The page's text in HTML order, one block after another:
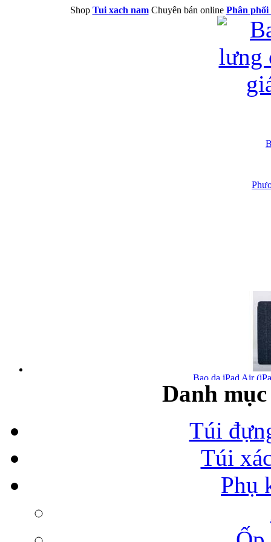
Shop Tui xach namChuyên bán online Phân phối
Bao da iPad Air
Bao da iPad Air
Danh
Túi
Túi
Phụ